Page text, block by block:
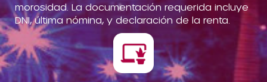
morosidad. La documentación requerida incluye
DNI, última nómina, y declaración de la renta.